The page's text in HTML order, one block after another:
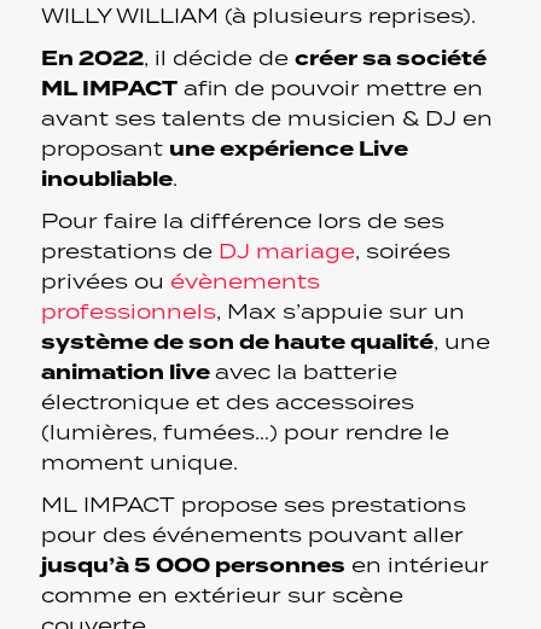
WILLY WILLIAM (à plusieurs reprises).
En 2022, il décide de créer sa société
ML IMPACTafin de pouvoir mettre en
avant ses talents de musicien & DJ en
proposant une expérience Live
inoubliable.
Pour faire la différence lors de ses
prestations de DJ mariage, soirées
privées ou évènements
professionnels, Max s’appuie sur un
système de son de haute qualité, une
animation liveavec la batterie
électronique et des accessoires
(lumières, fumées…) pour rendre le
moment unique.
ML IMPACT propose ses prestations
pour des événements pouvant aller
jusqu’à 5 000 personnes en intérieur
comme en extérieur sur scène